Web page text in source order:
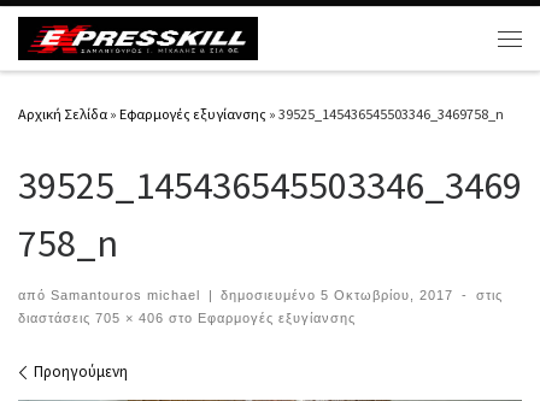
Μετάβαση στο περιεχόμενο
Αρχική Σελίδα » Εφαρμογές εξυγίανσης » 39525_145436545503346_3469758_n
39525_145436545503346_3469
758_n
από Samantouros michael | δημοσιευμένο5 Οκτωβρίου, 2017 -
στις
διαστάσεις 705 × 406 στο Εφαρμογές εξυγίανσης
Περιήγηση εικόνων
Προηγούμενη